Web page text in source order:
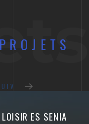
PROJETS
ES SENIA